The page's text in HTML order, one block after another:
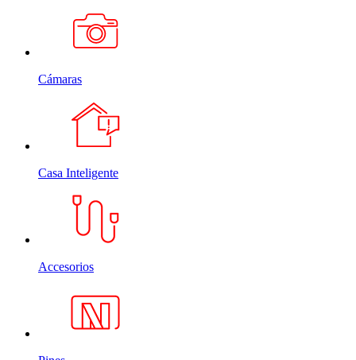
Cámaras
Casa Inteligente
Accesorios